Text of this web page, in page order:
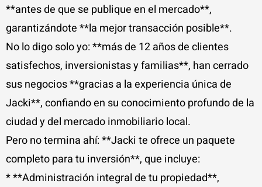
**antes de que se publique en el mercado**,
garantizándote **la mejor transacción posible**.
No lo digo solo yo: **más de 12 años de clientes
satisfechos, inversionistas y familias**, han cerrado
sus negocios **gracias a la experiencia única de
Jacki**, confiando en su conocimiento profundo de la
ciudad y del mercado inmobiliario local.
Pero no termina ahí: **Jacki te ofrece un paquete
completo para tu inversión**, que incluye:
* **Administración integral de tu propiedad**,